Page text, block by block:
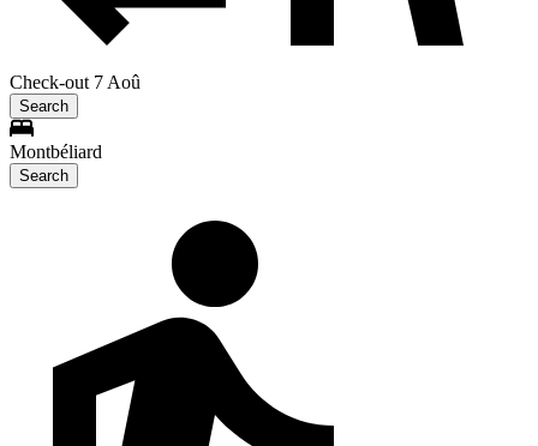
Check-out 7 Aoû
Search
Montbéliard
Search